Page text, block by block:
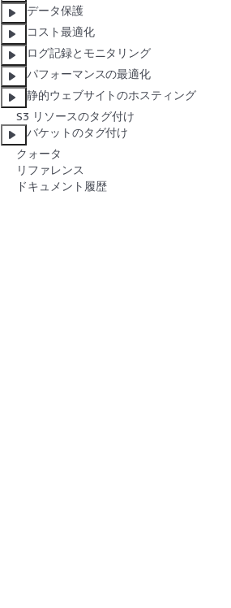
データ保護
コスト最適化
ログ記録とモニタリング
パフォーマンスの最適化
静的ウェブサイトのホスティング
S3 リソースのタグ付け
バケットのタグ付け
クォータ
リファレンス
ドキュメント履歴